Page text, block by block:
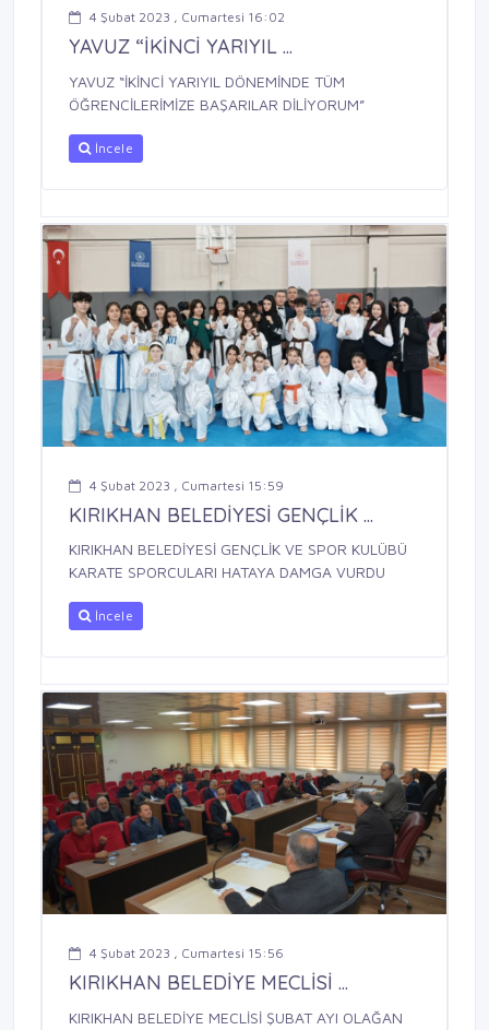
4 Şubat 2023 , Cumartesi 16:02
YAVUZ “İKİNCİ YARIYIL ...
YAVUZ “İKİNCİ YARIYIL DÖNEMİNDE TÜM
ÖĞRENCİLERİMİZE BAŞARILAR DİLİYORUM”
İncele
4 Şubat 2023 , Cumartesi 15:59
KIRIKHAN BELEDİYESİ GENÇLİK ...
KIRIKHAN BELEDİYESİ GENÇLİK VE SPOR KULÜBÜ
KARATE SPORCULARI HATAYA DAMGA VURDU
İncele
4 Şubat 2023 , Cumartesi 15:56
KIRIKHAN BELEDİYE MECLİSİ ...
KIRIKHAN BELEDİYE MECLİSİ ŞUBAT AYI OLAĞAN